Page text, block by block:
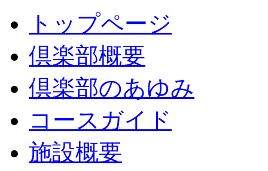
トップページ
倶楽部概要
倶楽部のあゆみ
コースガイド
施設概要